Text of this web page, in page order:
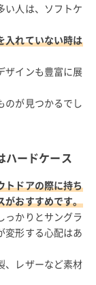
い人は、ソフトケ
入れていない時は
ザインも豊富に展
のが見つかるでし
ハードケース
トドアの際に持ち
がおすすめです。
っかりとサングラ
変形する心配はあ
、レザーなど素材